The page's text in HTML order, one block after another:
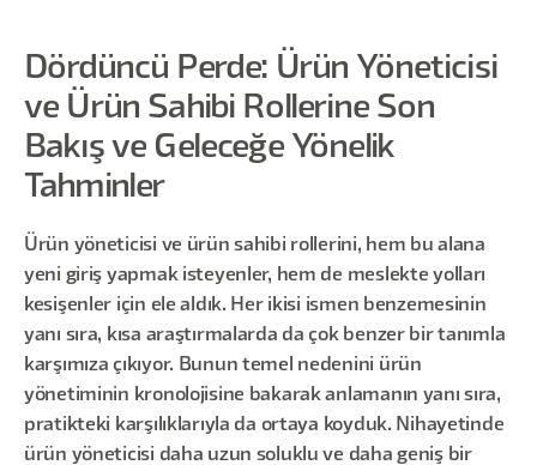
Dördüncü Perde: Ürün Yöneticisi
ve Ürün Sahibi Rollerine Son
Bakış ve Geleceğe Yönelik
Tahminler
Ürün yöneticisi ve ürün sahibi rollerini, hem bu alana
yeni giriş yapmak isteyenler, hem de meslekte yolları
kesişenler için ele aldık. Her ikisi ismen benzemesinin
yanı sıra, kısa araştırmalarda da çok benzer bir tanımla
karşımıza çıkıyor. Bunun temel nedenini ürün
yönetiminin kronolojisine bakarak anlamanın yanı sıra,
pratikteki karşılıklarıyla da ortaya koyduk. Nihayetinde
ürün yöneticisi daha uzun soluklu ve daha geniş bir